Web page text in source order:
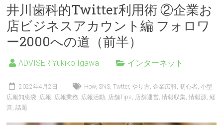
井川歯科的Twitter利用術 ②企業お
店ビジネスアカウント編 フォロワ
ー2000への道（前半）
ADVISER Yukiko Igawa インターネット
2022年4月2日 How, SNS ,Twtter,やり方 ,企業広報 ,初心者 ,小型
広報知恵袋 広報 広報業務 広報活動 店舗Tips 店舗運営 ,情報収集 ,情報源 ,経
営 ,話題